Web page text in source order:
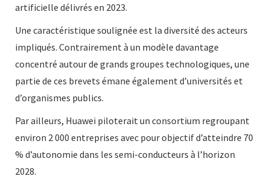
artificielle délivrés en 2023.
Une caractéristique soulignée est la diversité des acteurs
impliqués. Contrairement à un modèle davantage
concentré autour de grands groupes technologiques, une
partie de ces brevets émane également d’universités et
d’organismes publics.
Par ailleurs, Huawei piloterait un consortium regroupant
environ 2 000 entreprises avec pour objectif d’atteindre 70
% d’autonomie dans les semi-conducteurs à l’horizon
2028.